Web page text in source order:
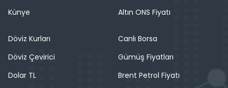
Künye
Altın ONS Fiyatı
Döviz Kurları
Döviz Çevirici
Dolar TL
Canlı Borsa
Gümüş Fiyatları
Brent Petrol Fiyatı